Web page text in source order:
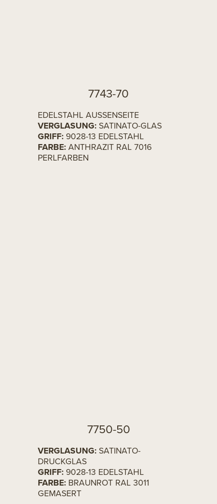
7743-70
EDELSTAHL AUSSENSEITE
VERGLASUNG: SATINATO-GLAS
GRIFF: 9028-13 EDELSTAHL
FARBE: ANTHRAZIT RAL 7016
PERLFARBEN
7750-50
VERGLASUNG: SATINATO-
DRUCKGLAS
GRIFF: 9028-13 EDELSTAHL
FARBE: BRAUNROT RAL 3011
GEMASERT